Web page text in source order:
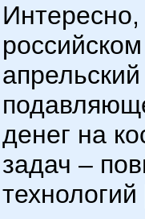
Интересно,
денег на
задач –
технологий